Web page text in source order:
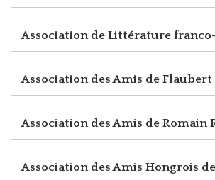
Association de Littérature
Association des Amis de Flaubert
Association des Amis de Romain
Association des Amis Hongrois